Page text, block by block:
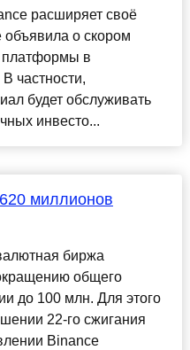
расширяет своё
объявила о скором
платформы в
частности,
будет обслуживать
инвесто...
миллионов
биржа
общего
до 100 млн. Для этого
22-го сжигания
Binance